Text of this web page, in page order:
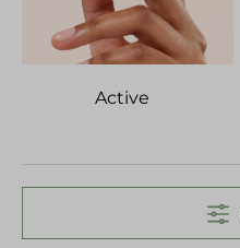
Active